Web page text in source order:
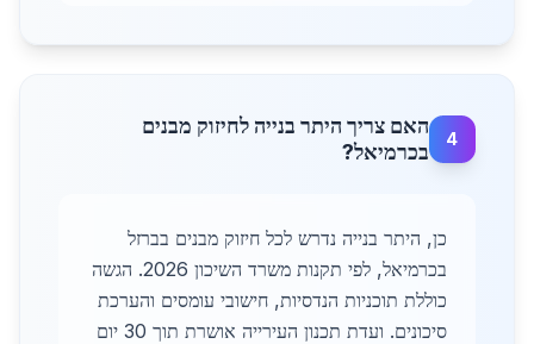
4
האם צריך היתר בנייה לחיזוק מבנים
בכרמיאל?
כן, היתר בנייה נדרש לכל חיזוק מבנים בברזל
בכרמיאל, לפי תקנות משרד השיכון 2026. הגשה
כוללת תוכניות הנדסיות, חישובי עומסים והערכת
סיכונים. ועדת תכנון העירייה אושרת תוך 30 יום